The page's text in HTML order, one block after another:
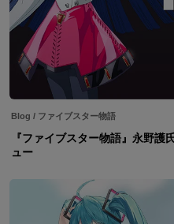
Blog / ファイブスター物語
『ファイブスター物語』永野護
ュー